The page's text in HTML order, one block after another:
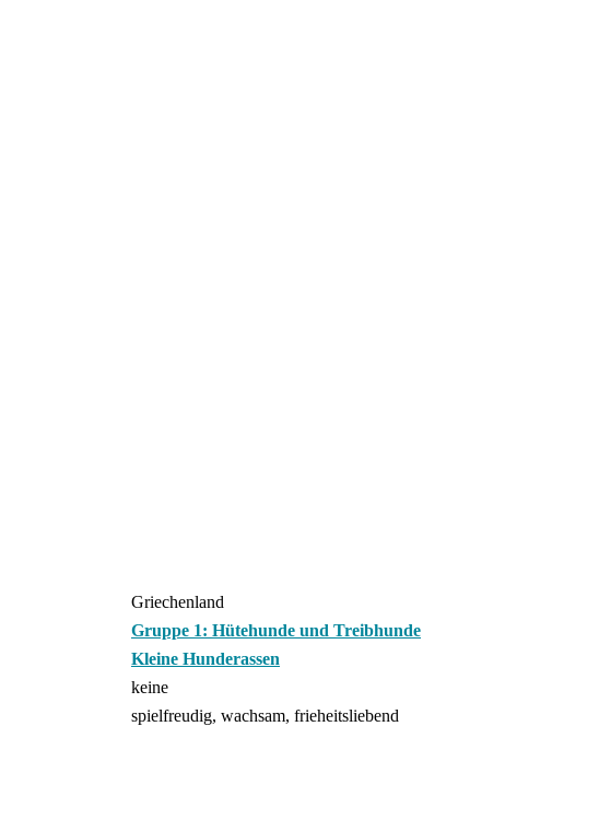
Griechenland
Gruppe 1: Hütehunde und Treibhunde
Kleine Hunderassen
keine
spielfreudig, wachsam, frieheitsliebend